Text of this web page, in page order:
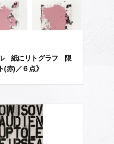
紙にリトグラフ 限
赤)／６点》